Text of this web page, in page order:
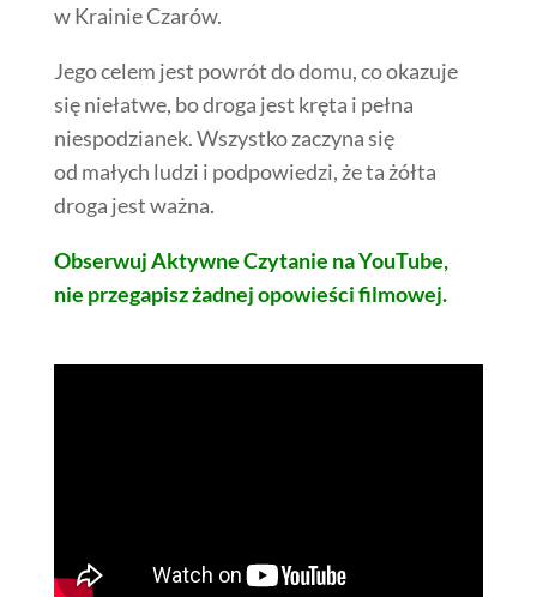
w Krainie Czarów.
Jego celem jest powrót do domu, co okazuje
się niełatwe, bo droga jest kręta i pełna
niespodzianek. Wszystko zaczyna się
od małych ludzi i podpowiedzi, że ta żółta
droga jest ważna.
Obserwuj Aktywne Czytanie na YouTube,
nie przegapisz żadnej opowieści filmowej.